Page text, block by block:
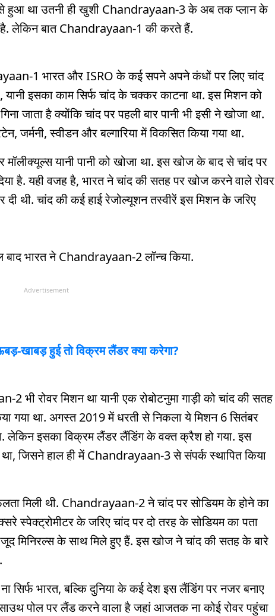
था उतनी ही खुशी Chandrayaan-3 के अब तक प्लान के
है. लेकिन बात Chandrayaan-1 की करते हैं.
1 भारत और ISRO के कई सपने अपने कंधों पर लिए चांद
इसका काम सिर्फ चांद के चक्कर काटना था. इस मिशन को
जाता है क्योंकि चांद पर पहली बार पानी भी इसी ने खोजा था.
जर्मनी, स्वीडन और बल्गारिया में विकसित किया गया था.
यानी पानी को खोजा था. इस खोज के बाद से चांद पर
है. यही वजह है, भारत ने चांद की सतह पर खोज करने वाले रोवर
थी. चांद की कई हाई रेजोल्यूशन तस्वीरें इस मिशन के जरिए
भारत ने Chandrayaan-2 लॉन्च किया.
Advertisement
खाबड़ हुई तो विक्रम लैंडर क्या करेगा?
रोवर मिशन था यानी एक रोबोटनुमा गाड़ी को चांद की सतह
गया था. अगस्त 2019 में धरती से निकला ये मिशन 6 सितंबर
लेकिन इसका विक्रम लैंडर लैंडिंग के वक्त क्रैश हो गया. इस
जिसने हाल ही में Chandrayaan-3 से संपर्क स्थापित किया
मिली थी. Chandrayaan-2 ने चांद पर सोडियम के होने का
स्पेक्ट्रोमीटर के जरिए चांद पर दो तरह के सोडियम का पता
मिनिरल्स के साथ मिले हुए हैं. इस खोज ने चांद की सतह के बारे
सिर्फ भारत, बल्कि दुनिया के कई देश इस लैंडिंग पर नजर बनाए
पोल पर लैंड करने वाला है जहां आजतक ना कोई रोवर पहुंचा